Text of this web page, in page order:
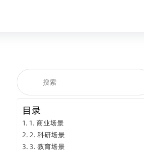
目录
1. 商业场景
2. 科研场景
3. 教育场景